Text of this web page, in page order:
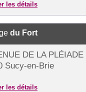
les détails
du Fort
DE LA PLÉIADE
Sucy-en-Brie
les détails